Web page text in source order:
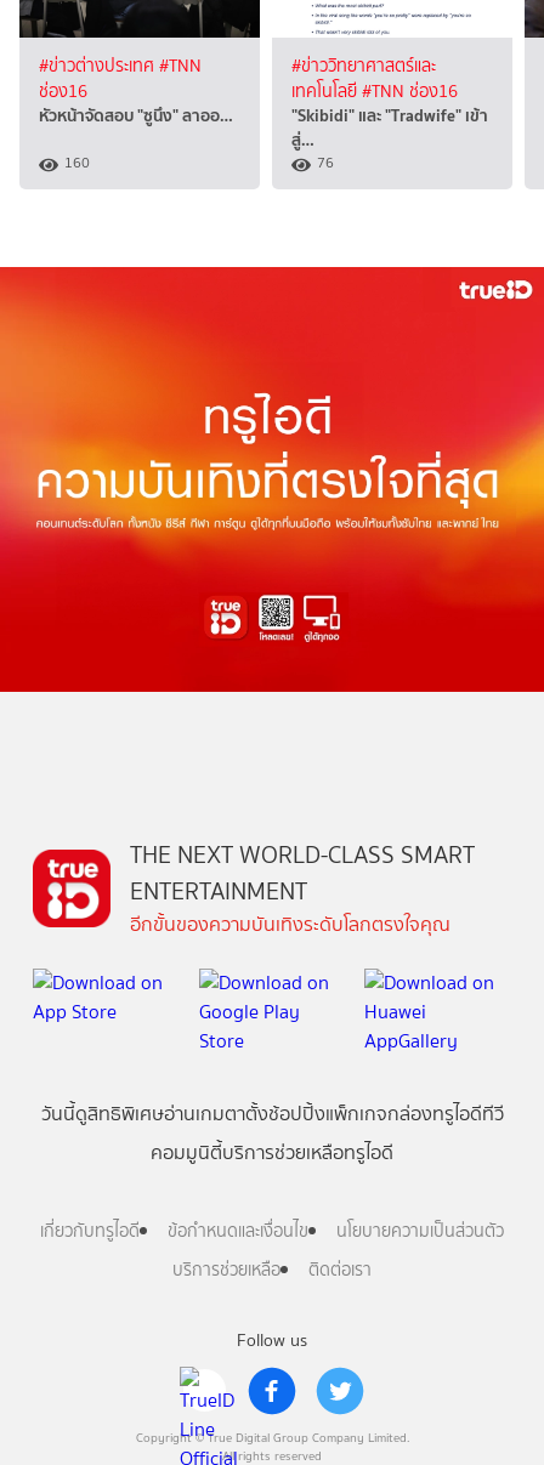
#ข่าวต่างประเทศ #TNN
ช่อง16
หัวหน้าจัดสอบ "ซูนึง" ลาออ…
160
#ข่าววิทยาศาสตร์และ
เทคโนโลยี#TNN ช่อง16
"Skibidi" และ "Tradwife" เข้า
สู่…
76
Follow us
Copyright © True Digital Group Company Limited.
All rights reserved
THE NEXT WORLD-CLASS SMART
ENTERTAINMENT
อีกขั้นของความบันเทิงระดับโลกตรงใจคุณ
วันนี้ดูสิทธิพิเศษอ่านเกมตาตั้งช้อปปิ้งแพ็กเกจกล่องทรูไอดีทีวี
คอมมูนิตี้บริการช่วยเหลือทรูไอดี
เกี่ยวกับทรูไอดี ข้อกำหนดและเงื่อนไข
นโยบายความเป็นส่วนตัว
บริการช่วยเหลือ
ติดต่อเรา